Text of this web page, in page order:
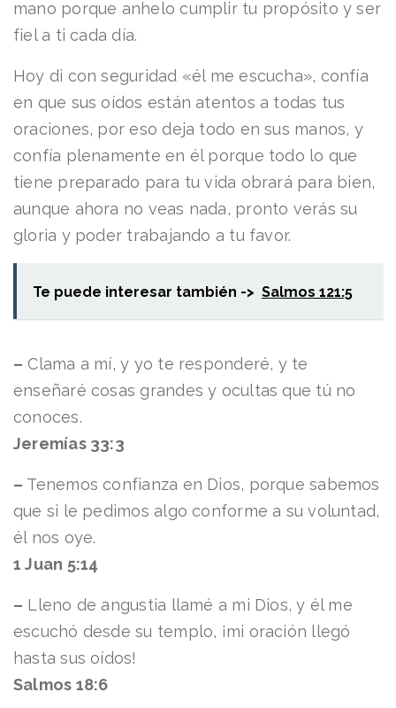
mano porque anhelo cumplir tu propósito y ser
fiel a ti cada día.
Hoy di con seguridad «él me escucha», confía
en que sus oídos están atentos a todas tus
oraciones, por eso deja todo en sus manos, y
confía plenamente en él porque todo lo que
tiene preparado para tu vida obrará para bien,
aunque ahora no veas nada, pronto verás su
gloria y poder trabajando a tu favor.
Te puede interesar también -> Salmos 121:5
– Clama a mí, y yo te responderé, y te
enseñaré cosas grandes y ocultas que tú no
conoces.
Jeremías 33:3
– Tenemos confianza en Dios, porque sabemos
que si le pedimos algo conforme a su voluntad,
él nos oye.
1 Juan 5:14
– Lleno de angustia llamé a mi Dios, y él me
escuchó desde su templo, ¡mi oración llegó
hasta sus oídos!
Salmos 18:6